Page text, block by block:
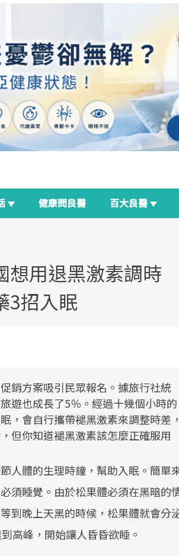
健康問良醫 百大良醫
想用退黑激素調時
3招入眠
銷方案吸引民眾報名。據旅行社統
遊也成長了5％。經過十幾個小時的
，會自行攜帶褪黑激素來調整時差，
但你知道褪黑激素該怎麼正確服用
人體的生理時鐘，幫助入眠。簡單
須睡覺。由於松果體必須在黑暗的
到晚上天黑的時候，松果體就會分
高峰，開始讓人昏昏欲睡。
2025年，就到良醫生活祭體驗「一站
健康新生活」，從講座、體驗到運動，
全面啟動你的健康革命！
前往專題
良醫健康網從「換季的身體變化」出
發，透過醫學觀點與日常感受的對話，
建立對亞健康的認知，進而引導實際的
改善行動。
前往專題
根據不同性別與年齡，帶你找到過去、
現在、未來的健康節點，理解身體的變
化，知道該如何照顧自己。
前往專題
因應超高齡社會來臨，良醫健康網推動
「2025年健檢服務大調查」，以倡議
康促進為目的，深耕健康篩檢之於台灣
民眾健康的關鍵角色，並透過問卷調
查、數據分析進行全年度報導。邀請您
一起成為台灣健康促進的推手之一！
前往專題